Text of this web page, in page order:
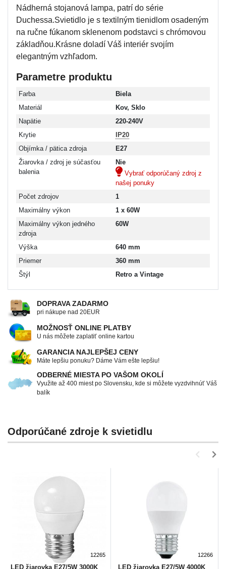
Nádherná stojanová lampa, patrí do série
Duchessa.Svietidlo je s textilným tienidlom osadeným
na ručne fúkanom sklenenom podstavci s chrómovou
základňou.Krásne doladí Váš interiér svojím
elegantným vzhľadom.
Parametre produktu
Farba
Biela
Materiál
Kov, Sklo
Napätie
220-240V
Krytie
IP20
Objímka / pätica zdroja
E27
Žiarovka / zdroj je súčasťou
balenia
Nie
Vybrať odporúčaný zdroj z
našej ponuky
Počet zdrojov
1
Maximálny výkon
1 x 60W
Maximálny výkon jedného
zdroja
60W
Výška
640 mm
Priemer
360 mm
Štýl
Retro a Vintage
DOPRAVA ZADARMO
pri nákupe nad 20EUR
MOŽNOSŤ ONLINE PLATBY
U nás môžete zaplatiť online kartou
GARANCIA NAJLEPŠEJ CENY
Máte lepšiu ponuku? Dáme Vám ešte lepšiu!
ODBERNÉ MIESTA PO VAŠOM OKOLÍ
Využite až 400 miest po Slovensku, kde si môžete vyzdvihnúť Váš
balík
Odporúčané zdroje k svietidlu
12265
LED žiarovka E27/5W 3000K
12266
LED žiarovka E27/5W 4000K